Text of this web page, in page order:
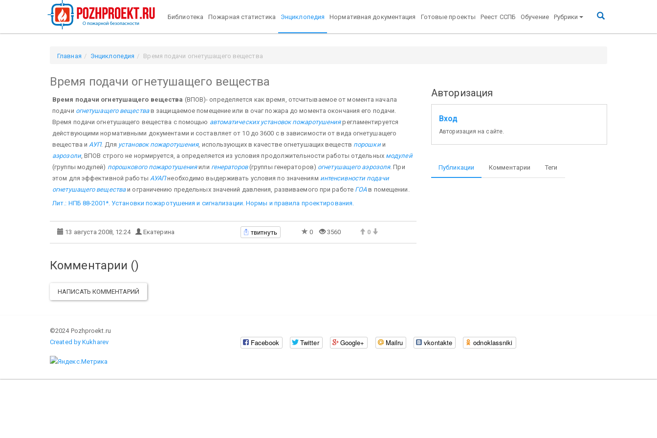
Библиотека Пожарная статистика Энциклопедия Нормативная документация Готовые проекты Реест ССПБ Обучение Рубрики
Главная Энциклопедия Время подачи огнетушащего вещества
Время подачи огнетушащего вещества
Время подачи огнетушащего вещества (ВПОВ)- определяется как время, отсчитываемое от момента начала
подачи огнетушащего веществав защищаемое помещение или в очаг пожара до момента окончания его подачи.
Время подачи огнетушащего вещества с помощью автоматических установок пожаротушениярегламентируется
действующими нормативными документами и составляет от 10 до 3600 с в зависимости от вида огнетушащего
вещества и АУП. Для установок пожаротушения, использующих в качестве огнетушащих веществ порошкии
аэрозоли, ВПОВ строго не нормируется, а определяется из условия продолжительности работы отдельных модулей
(группы модулей) порошкового пожаротушенияили генераторов(группы генераторов) огнетушащего аэрозоля. При
этом для эффективной работы АУАПнеобходимо выдерживать условия по значениям интенсивности подачи
огнетушащего веществаи ограничению предельных значений давления, развиваемого при работе ГОАв помещении.
Лит.: НПБ 88-2001*. Установки пожаротушения и сигнализации. Нормы и правила проектирования.
13 августа 2008, 12:24 Екатерина твитнуть 0 3560 0
Комментарии ()
НАПИСАТЬ КОММЕНТАРИЙ
Авторизация
Вход
Авторизация на сайте.
Публикации Комментарии Теги
©2024 Pozhproekt.ru
Created by Kukharev
Facebook Twitter Google+ Mailru vkontakte odnoklassniki